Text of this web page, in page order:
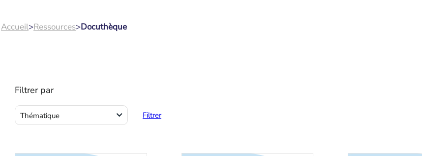
Accueil>Ressources>Docuthèque
Filtrer par
Fiches pratiques
Thématique Filtrer